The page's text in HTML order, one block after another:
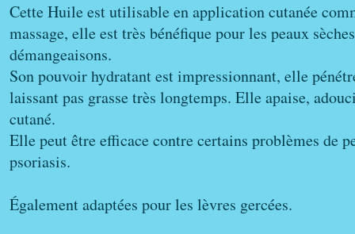
Cette Huile est utilisable en application cutanée
massage, elle est très bénéfique pour les peaux
démangeaisons.
Son pouvoir hydratant est impressionnant, elle
laissant pas grasse très longtemps. Elle apaise,
cutané.
Elle peut être efficace contre certains problèmes de
psoriasis.
Également adaptées pour les lèvres gercées.